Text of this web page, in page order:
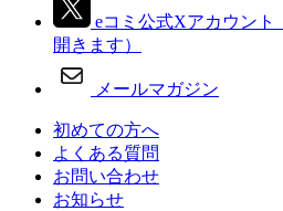
eコミ公式Xアカウント
開きます）
メールマガジン
初めての方へ
よくある質問
お問い合わせ
お知らせ